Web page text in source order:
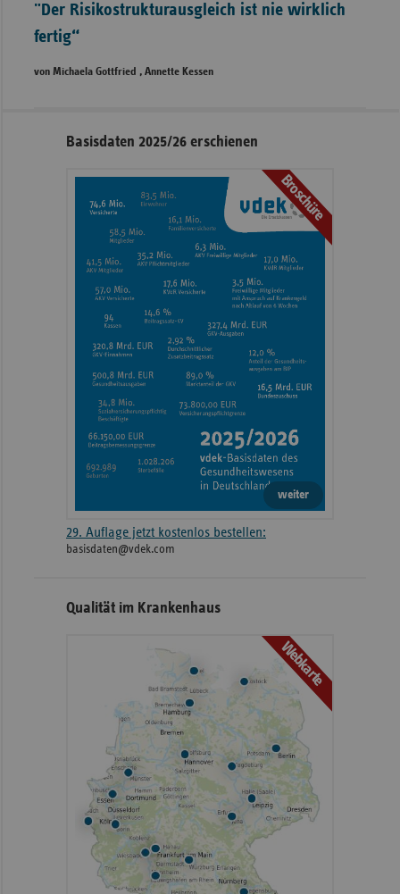
"Der Risikostrukturausgleich ist nie wirklich
fertig“
von Michaela Gottfried , Annette Kessen
Seitennavigation
Seitenleiste
Informationen
Basisdaten 2025/26 erschienen
Broschüre
weiter
29. Auflage jetzt kostenlos bestellen:
basisdaten@vdek.com
Qualität im Krankenhaus
Webkarte